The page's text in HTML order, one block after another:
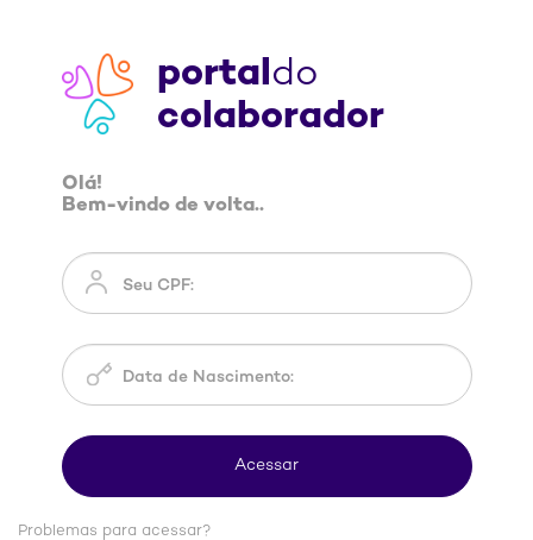
portaldo
colaborador
Olá!
Bem-vindo de volta..
Problemas para acessar?